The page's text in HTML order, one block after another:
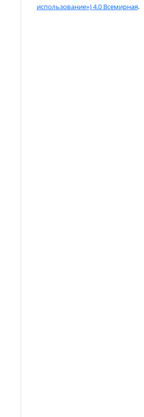
использование») 4.0 Всемирная.